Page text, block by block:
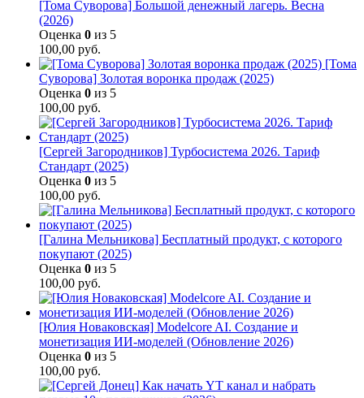
[Тома Суворова] Большой денежный лагерь. Весна
(2026)
Оценка 0 из 5
100,00 руб.
[Тома
Суворова] Золотая воронка продаж (2025)
Оценка 0 из 5
100,00 руб.
[Сергей Загородников] Турбосистема 2026. Тариф
Стандарт (2025)
Оценка 0 из 5
100,00 руб.
[Галина Мельникова] Бесплатный продукт, с которого
покупают (2025)
Оценка 0 из 5
100,00 руб.
[Юлия Новаковская] Modelcore AI. Создание и
монетизация ИИ-моделей (Обновление 2026)
Оценка 0 из 5
100,00 руб.